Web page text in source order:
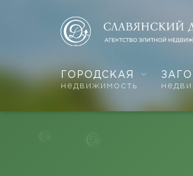
ГОРОДСКАЯ
недвижимость